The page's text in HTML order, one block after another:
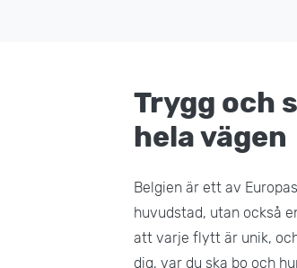
Trygg och
hela vägen
Belgien är ett av
huvudstad, utan också
att varje flytt är unik,
dig, var du ska bo och